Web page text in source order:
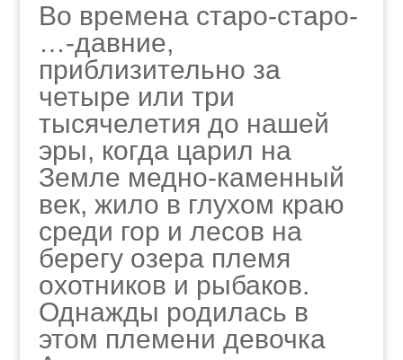
Во времена старо-старо-
…-давние,
приблизительно за
четыре или три
тысячелетия до нашей
эры, когда царил на
Земле медно-каменный
век, жило в глухом краю
среди гор и лесов на
берегу озера племя
охотников и рыбаков.
Однажды родилась в
этом племени девочка